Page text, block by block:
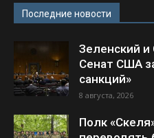
Последние новости
Зеленский и
Сенат США
санкций»
8 августа, 2026
Полк